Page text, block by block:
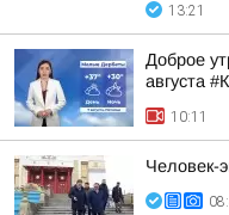
13:21
Доброе
августа
10:11
Человек-